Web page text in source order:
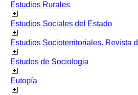
Estudios Rurales
Estudios Sociales del Estado
Estudios Socioterritoriales. Revista
Estudos de Sociologia
Eutopía